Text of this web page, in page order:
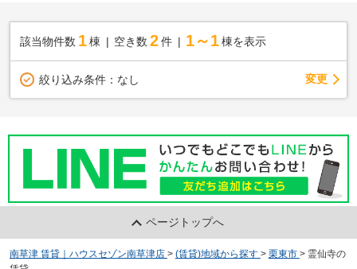
該当物件数 1棟 空き数 2 件 1～1 棟を表示
絞り込み条件： なし 変更
ページトップへ
南草津 賃貸｜ハウスセゾン南草津店 > (賃貸)地域から探す > 栗東市 > 霊仙寺の